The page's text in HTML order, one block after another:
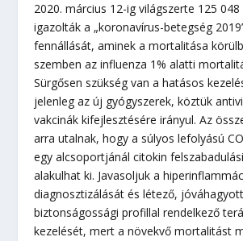
2020. március 12-ig világszerte 125
igazolták a „koronavírus-betegség
fennállását, aminek a mortalitása
szemben az influenza 1% alatti
Sürgősen szükség van a hatásos
jelenleg az új gyógyszerek, köztük
vakcinák kifejlesztésére irányul. Az
arra utalnak, hogy a súlyos lefolyású
egy alcsoportjánál citokin
alakulhat ki. Javasoljuk a
diagnosztizálását és létező,
biztonságossági profillal rendelkező
kezelését, mert a növekvő mortalitást